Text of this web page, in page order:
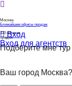
Москва
Ближайшие офисы продаж
320 офисов
продаж
Вход
Вход для агентств
Подберите мне тур
Ваш город Москва?